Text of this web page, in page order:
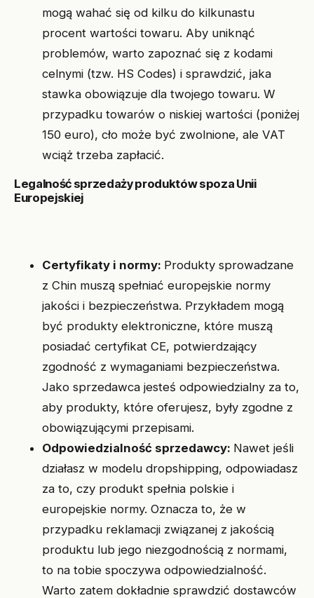
mogą wahać się od kilku do kilkunastu
procent wartości towaru. Aby uniknąć
problemów, warto zapoznać się z kodami
celnymi (tzw. HS Codes) i sprawdzić, jaka
stawka obowiązuje dla twojego towaru. W
przypadku towarów o niskiej wartości (poniżej
150 euro), cło może być zwolnione, ale VAT
wciąż trzeba zapłacić.
Legalność sprzedaży produktów spoza Unii
Europejskiej
Certyfikaty i normy: Produkty sprowadzane
z Chin muszą spełniać europejskie normy
jakości i bezpieczeństwa. Przykładem mogą
być produkty elektroniczne, które muszą
posiadać certyfikat CE, potwierdzający
zgodność z wymaganiami bezpieczeństwa.
Jako sprzedawca jesteś odpowiedzialny za to,
aby produkty, które oferujesz, były zgodne z
obowiązującymi przepisami.
Odpowiedzialność sprzedawcy: Nawet jeśli
działasz w modelu dropshipping, odpowiadasz
za to, czy produkt spełnia polskie i
europejskie normy. Oznacza to, że w
przypadku reklamacji związanej z jakością
produktu lub jego niezgodnością z normami,
to na tobie spoczywa odpowiedzialność.
Warto zatem dokładnie sprawdzić dostawców